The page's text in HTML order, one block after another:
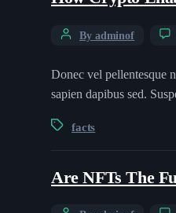
By adminof
Donec vel pellentesque
sapien dapibus sed.
facts
Are NFTs The